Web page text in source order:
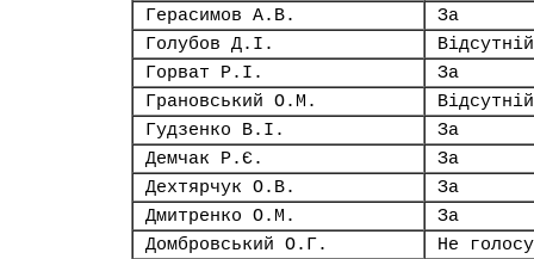
Герасимов А.В.
За
Голубов Д.І.
Відсутній
Горват Р.І.
За
Грановський О.М.
Відсутній
Гудзенко В.І.
За
Демчак Р.Є.
За
Дехтярчук О.В.
За
Дмитренко О.М.
За
Домбровський О.Г.
Не